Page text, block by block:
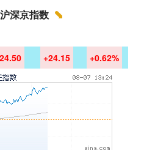
沪深京指数
+24.15 +0.62%